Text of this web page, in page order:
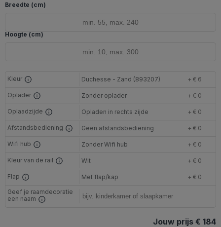
Breedte (cm)
Hoogte (cm)
Kleur Duchesse - Zand (893207) + € 6
Oplader Zonder oplader + € 0
Oplaadzijde Opladen in rechts zijde + € 0
Afstandsbediening Geen afstandsbediening + € 0
Wifi hub Zonder Wifi hub + € 0
Kleur van de rail Wit + € 0
Flap Met flap/kap
+ € 0
Geef je raamdecoratie
een naam
Jouw prijs € 184